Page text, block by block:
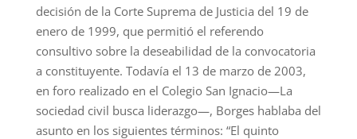
decisión de la Corte Suprema de Justicia del 19 de
enero de 1999, que permitió el referendo
consultivo sobre la deseabilidad de la convocatoria
a constituyente. Todavía el 13 de marzo de 2003,
en foro realizado en el Colegio San Ignacio—La
sociedad civil busca liderazgo—, Borges hablaba del
asunto en los siguientes términos: “El quinto